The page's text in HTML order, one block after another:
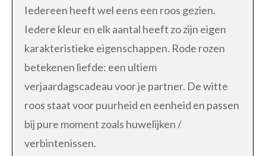
Iedereen heeft wel eens een roos gezien.
Iedere kleur en elk aantal heeft zo zijn eigen
karakteristieke eigenschappen. Rode rozen
betekenen liefde: een ultiem
verjaardagscadeau voor je partner. De witte
roos staat voor puurheid en eenheid en passen
bij pure moment zoals huwelijken /
verbintenissen.